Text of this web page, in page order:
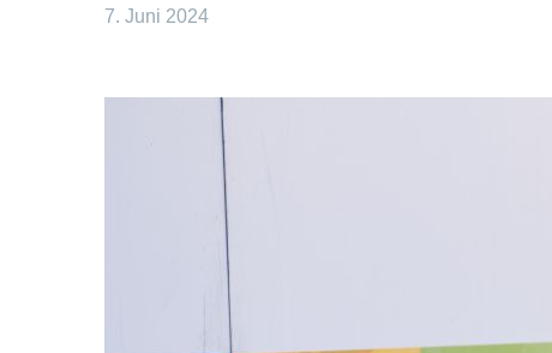
7. Juni 2024